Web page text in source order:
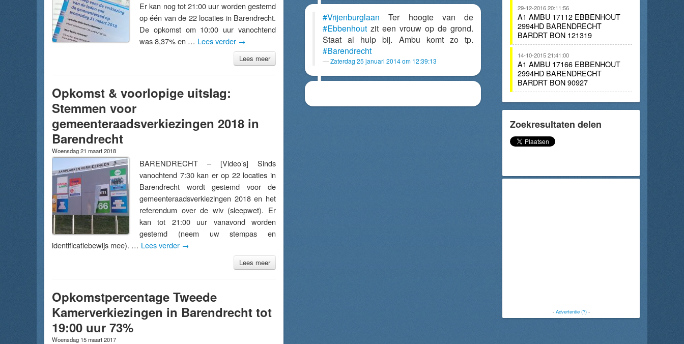
Er kan nog tot 21:00 uur worden gestemd
op één van de 22 locaties in Barendrecht.
De opkomst om 10:00 uur vanochtend
was 8,37% en … Lees verder →
Lees meer
Opkomst & voorlopige uitslag:
Stemmen voor
gemeenteraadsverkiezingen 2018 in
Barendrecht
Woensdag 21 maart 2018
BARENDRECHT – [Video’s] Sinds
vanochtend 7:30 kan er op 22 locaties in
Barendrecht wordt gestemd voor de
gemeenteraadsverkiezingen 2018 en het
referendum over de wiv (sleepwet). Er
kan tot 21:00 uur vanavond worden
gestemd (neem uw stempas en
identificatiebewijs mee). … Lees verder →
Lees meer
Opkomstpercentage Tweede
Kamerverkiezingen in Barendrecht tot
19:00 uur 73%
Woensdag 15 maart 2017
#Vrijenburglaan Ter hoogte van de
#Ebbenhout zit een vrouw op de grond.
Staat al hulp bij. Ambu komt zo tp.
#Barendrecht
Zaterdag 25 januari 2014 om 12:39:13
29-12-2016 20:11:56
A1 AMBU 17112 EBBENHOUT
2994HD BARENDRECHT
BARDRT BON 121319
14-10-2015 21:41:00
A1 AMBU 17166 EBBENHOUT
2994HD BARENDRECHT
BARDRT BON 90927
Zoekresultaten delen
- Advertentie (?)-